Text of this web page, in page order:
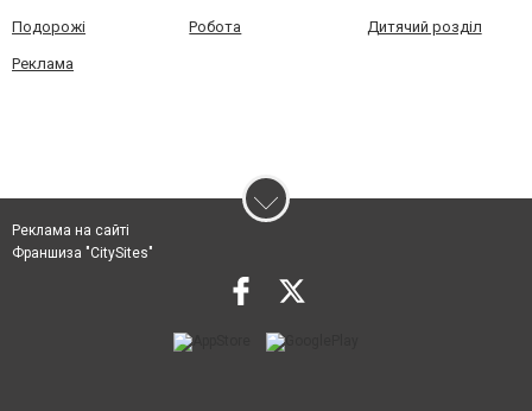
Подорожі Робота Дитячий розділ
Реклама
Реклама на сайті
Франшиза "CitySites"